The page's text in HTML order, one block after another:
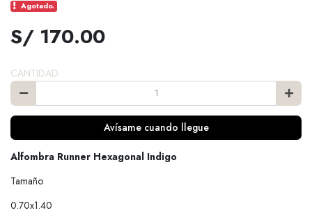
Agotado.
S/ 170.00
CANTIDAD
Avísame cuando llegue
Alfombra Runner Hexagonal Indigo
Tamaño
0.70x1.40